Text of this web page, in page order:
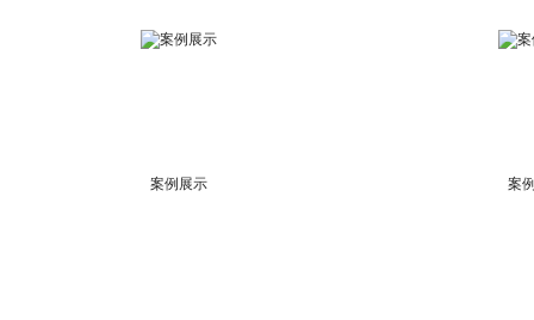
案例展示 案